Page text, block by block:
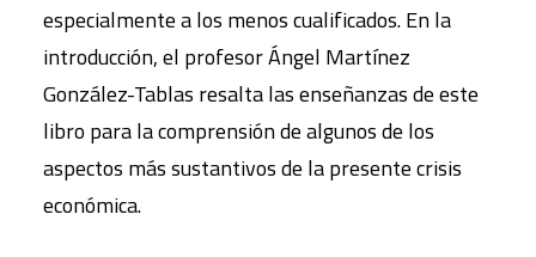
especialmente a los menos cualificados. En la
introducción, el profesor Ángel Martínez
González-Tablas resalta las enseñanzas de este
libro para la comprensión de algunos de los
aspectos más sustantivos de la presente crisis
económica.